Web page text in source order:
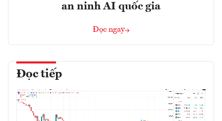
an ninh AI quốc gia
Đọc ngay
Đọc tiếp